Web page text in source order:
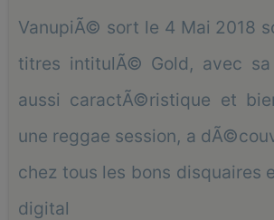
VanupiÃ© sort le 4 Mai 2018
titres intitulÃ© Gold, avec
aussi caractÃ©ristique et
une reggae session, a
chez tous les bons disquaires
digital